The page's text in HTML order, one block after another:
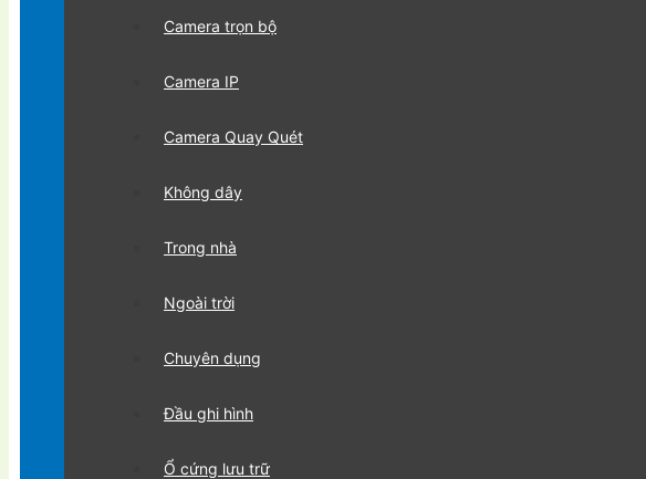
Camera trọn bộ
Camera IP
Camera Quay Quét
Không dây
Trong nhà
Ngoài trời
Chuyên dụng
Đầu ghi hình
Ổ cứng lưu trữ